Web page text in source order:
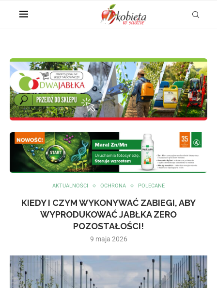
AKTUALNOŚCI OCHRONA POLECANE
KIEDY I CZYM WYKONYWAĆ ZABIEGI, ABY
WYPRODUKOWAĆ JABŁKA ZERO
POZOSTAŁOŚCI!
9 maja 2026